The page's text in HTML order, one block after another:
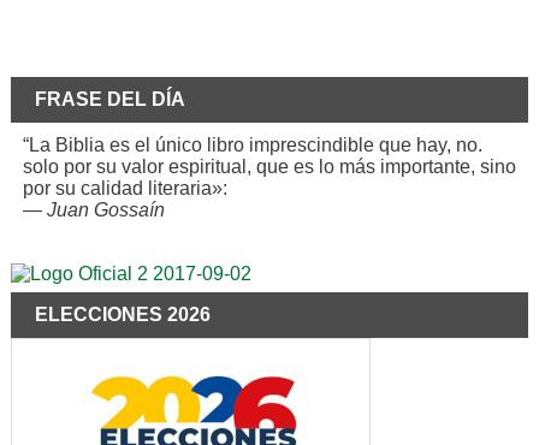
FRASE DEL DÍA
“La Biblia es el único libro imprescindible que hay, no.
solo por su valor espiritual, que es lo más importante, sino
por su calidad literaria»:
— Juan Gossaín
ELECCIONES 2026